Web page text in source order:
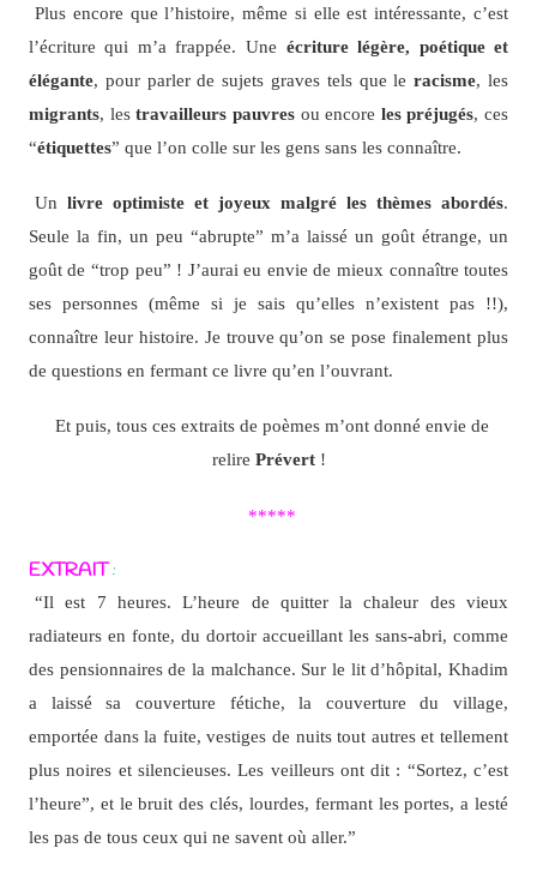
Plus encore que l’histoire, même si elle est intéressante, c’est
l’écriture qui m’a frappée. Une écriture légère, poétique et
élégante, pour parler de sujets graves tels que leracisme, les
migrants, lestravailleurs pauvresou encore les préjugés, ces
“étiquettes” que l’on colle sur les gens sans les connaître.
Un livre optimiste et joyeux malgré les thèmes abordés.
Seule la fin, un peu “abrupte” m’a laissé un goût étrange, un
goût de “trop peu” ! J’aurai eu envie de mieux connaître toutes
ses personnes (même si je sais qu’elles n’existent pas !!),
connaître leur histoire. Je trouve qu’on se pose finalement plus
de questions en fermant ce livre qu’en l’ouvrant.
Et puis, tous ces extraits de poèmes m’ont donné envie de
relire Prévert!
*****
EXTRAIT:
“Il est 7 heures. L’heure de quitter la chaleur des vieux
radiateurs en fonte, du dortoir accueillant les sans-abri, comme
des pensionnaires de la malchance. Sur le lit d’hôpital, Khadim
a laissé sa couverture fétiche, la couverture du village,
emportée dans la fuite, vestiges de nuits tout autres et tellement
plus noires et silencieuses. Les veilleurs ont dit : “Sortez, c’est
l’heure”, et le bruit des clés, lourdes, fermant les portes, a lesté
les pas de tous ceux qui ne savent où aller.”